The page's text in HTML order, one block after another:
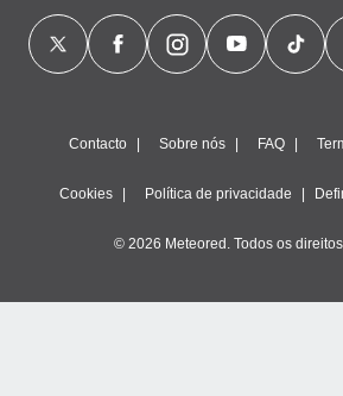
estudos
Contacto Sobre nós FAQ
Cookies Política de privacidade
© 2026 Meteored. Todos os